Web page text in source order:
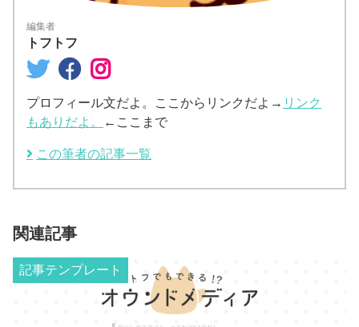
編集者
トフトフ
プロフィール文だよ。ここからリンクだよ→ リンク
もありだよ。
←ここまで
この筆者の記事一覧
関連記事
記事テンプレート